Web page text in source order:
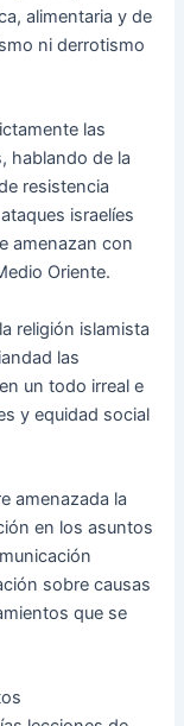
alimentaria y de
ni derrotismo
las
hablando de la
resistencia
israelíes
amenazan con
Oriente.
religión islamista
las
un todo irreal e
y equidad social
amenazada la
en los asuntos
sobre causas
que se